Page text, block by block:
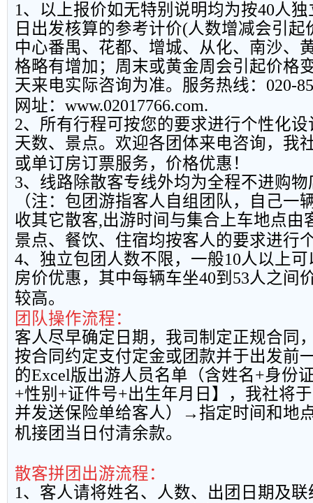
1、以上报价如无特别说明均为按40人独
日出发核算的参考计价(人数增减会引起
中心番禺、花都、增城、从化、南沙、
格略有增加；周末或黄金周会引起价格
天来电实际咨询为准。服务热线： 020-
网址： www.02017766.com.
2、所有行程可按您的要求进行个性化
天数、景点。欢迎各团体来电咨询，我
或单订房订票服务，价格优惠！
3、线路除散客专线外均为全程不进购
（注：包团游指客人自组团队，自己一
收其它散客,出游时间与集合上车地点由
景点、餐饮、住宿均按客人的要求进行
4、独立包团人数不限，一般10人以上
房价优惠，其中每辆车坐40到 53人之间
较高。
团队操作流程：
客人尽早确定日期，我司制定正规合同
按合同约定支付定金或团款并于出发前
的Excel版出游人员名单（含姓名+身份
+性别 +证件号+出生年月日】，我社将
并发送保险单给客人）→指定时间和地
机接团当日付清余款。
散客拼团出游流程：
1、客人请将姓名、人数、出团日期及